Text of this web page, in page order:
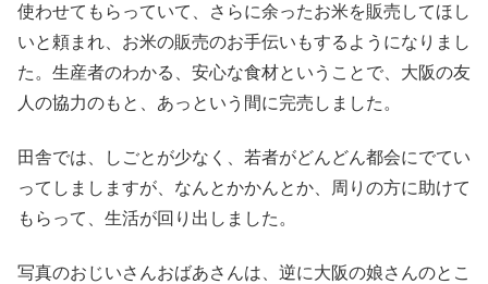
使わせてもらっていて、さらに余ったお米を販売してほし
いと頼まれ、お米の販売のお手伝いもするようになりまし
た。生産者のわかる、安心な食材ということで、大阪の友
人の協力のもと、あっという間に完売しました。
田舎では、しごとが少なく、若者がどんどん都会にでてい
ってしましますが、なんとかかんとか、周りの方に助けて
もらって、生活が回り出しました。
写真のおじいさんおばあさんは、逆に大阪の娘さんのとこ